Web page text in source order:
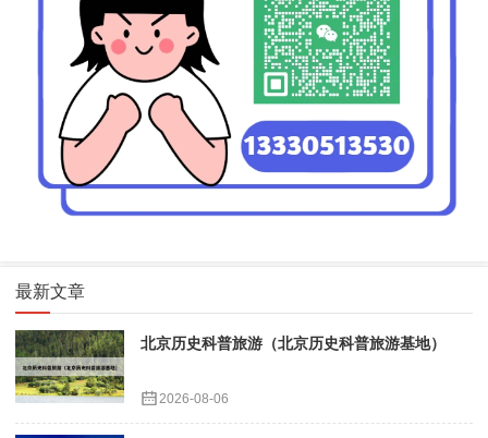
最新文章
北京历史科普旅游（北京历史科普旅游基地）
2026-08-06